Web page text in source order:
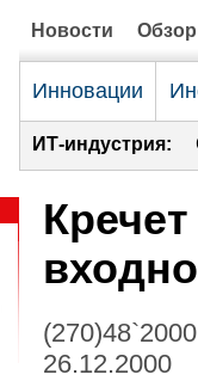
Новости
Инновации
ИТ-индустрия:
(270)48`2000
26.12.2000